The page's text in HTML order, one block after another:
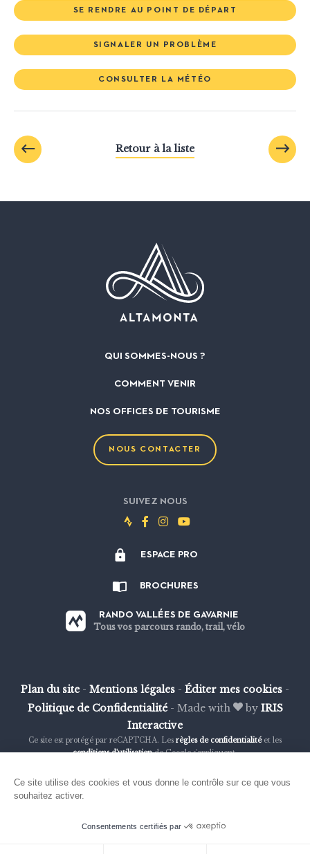
SE RENDRE AU POINT DE DÉPART
SIGNALER UN PROBLÈME
CONSULTER LA MÉTÉO
Retour à la liste
QUI SOMMES-NOUS ?
COMMENT VENIR
NOS OFFICES DE TOURISME
NOUS CONTACTER
SUIVEZ NOUS
Suivez-
Strava
Suivez-
Facebook
Suivez-
Instagram
Suivez-
Youtube
ESPACE PRO
BROCHURES
RANDO VALLÉES DE GAVARNIE
Tous vos parcours rando, trail, vélo
Plan du site - Mentions légales - Éditer mes cookies -
Politique de Confidentialité - Made with by IRIS
Interactive
Ce site est protégé par reCAPTCHA. Les règles de confidentialitéet les
conditions d'utilisationde Google s'appliquent.
Ce site utilise des cookies et vous donne le contrôle sur ce que vous
souhaitez activer.
Consentements certifiés par